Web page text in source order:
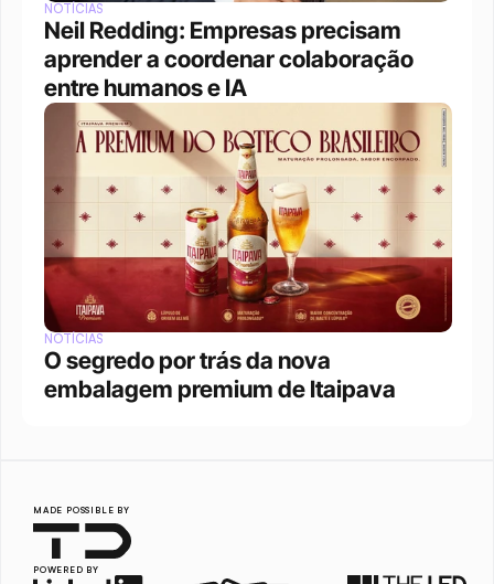
NOTÍCIAS
Neil Redding: Empresas precisam
aprender a coordenar colaboração
entre humanos e IA
NOTÍCIAS
O segredo por trás da nova
embalagem premium de Itaipava
MADE POSSIBLE BY
POWERED BY